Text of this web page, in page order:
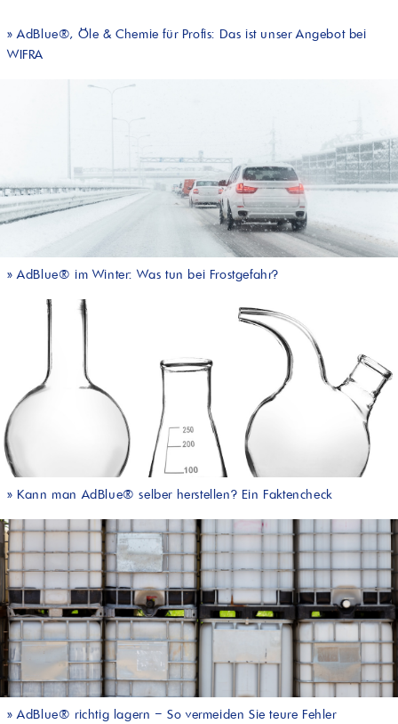
» AdBlue®, Öle & Chemie für Profis: Das ist unser Angebot bei
WIFRA
» AdBlue® im Winter: Was tun bei Frostgefahr?
» Kann man AdBlue® selber herstellen? Ein Faktencheck
» AdBlue® richtig lagern – So vermeiden Sie teure Fehler